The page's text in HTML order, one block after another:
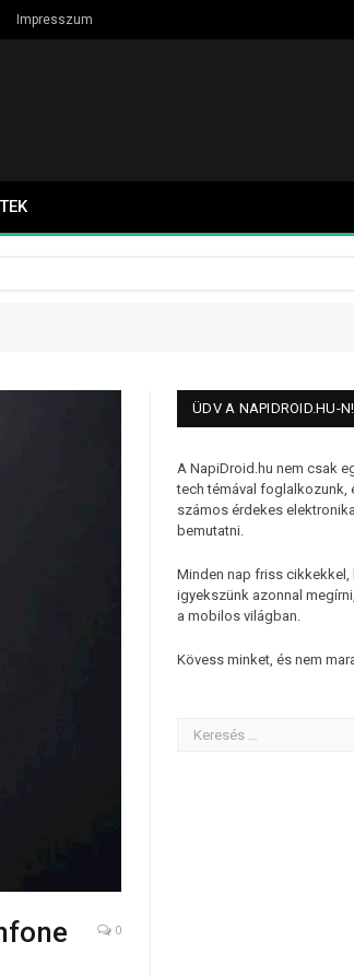
Impresszum
0
ÜDV A NAPIDROID.HU-N!
A NapiDroid.hu nem csak
tech témával
számos érdekes
bemutatni.
Minden nap friss cikkekkel,
igyekszünk azonnal
a mobilos világban.
Kövess minket, és nem